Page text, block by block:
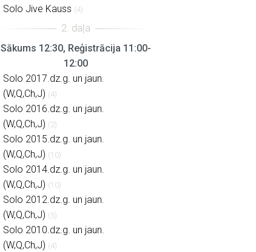
Solo Jive Kauss (4)
Sākums 12:30, Reģistrācija 11:00-
12:00
Solo 2017.dz.g. un jaun.
(W,Q,Ch,J) (4)
Solo 2016.dz.g. un jaun.
(W,Q,Ch,J) (2)
Solo 2015.dz.g. un jaun.
(W,Q,Ch,J) (10)
Solo 2014.dz.g. un jaun.
(W,Q,Ch,J) (10)
Solo 2012.dz.g. un jaun.
(W,Q,Ch,J) (5)
Solo 2010.dz.g. un jaun.
(W,Q,Ch,J) (4)